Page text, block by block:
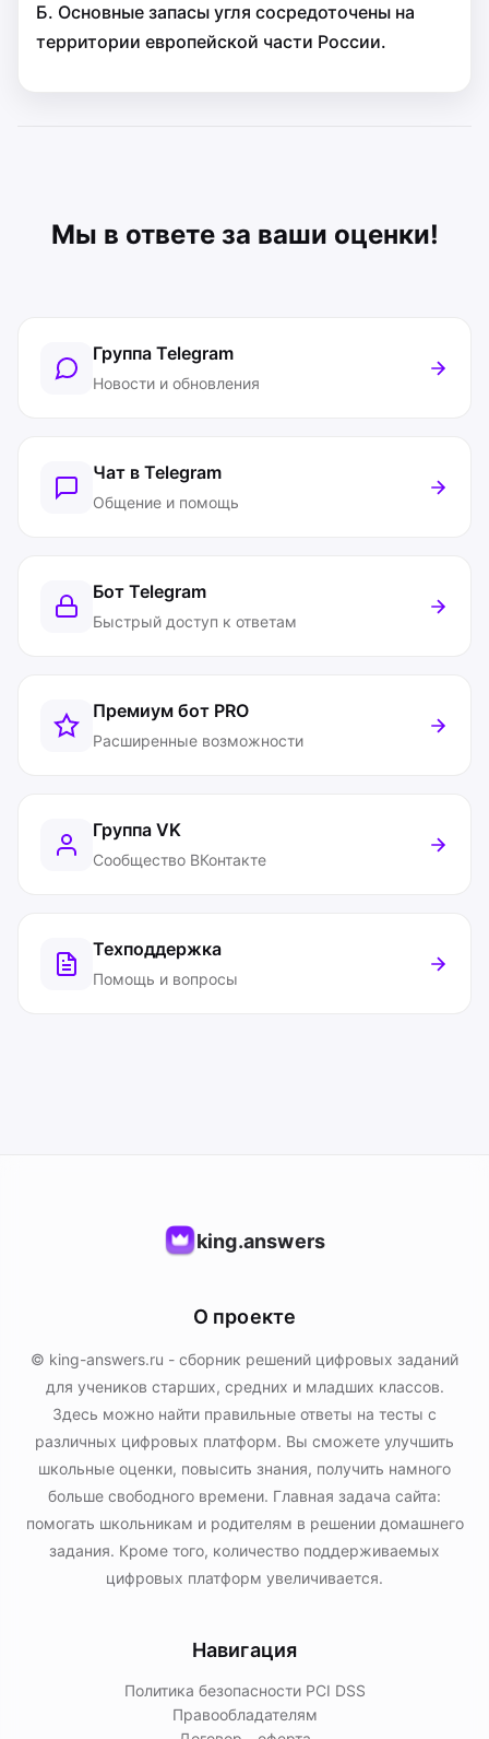
Б. Основные запасы угля сосредоточены на
территории европейской части России.
Мы в ответе за ваши оценки!
Группа Telegram
Новости и обновления
Чат в Telegram
Общение и помощь
Бот Telegram
Быстрый доступ к ответам
Премиум бот PRO
Расширенные возможности
Группа VK
Сообщество ВКонтакте
Техподдержка
Помощь и вопросы
king.answers
О проекте
© king-answers.ru - сборник решений цифровых заданий
для учеников старших, средних и младших классов.
Здесь можно найти правильные ответы на тесты с
различных цифровых платформ. Вы сможете улучшить
школьные оценки, повысить знания, получить намного
больше свободного времени. Главная задача сайта:
помогать школьникам и родителям в решении домашнего
задания. Кроме того, количество поддерживаемых
цифровых платформ увеличивается.
Навигация
Политика безопасности PСI DSS
Правообладателям